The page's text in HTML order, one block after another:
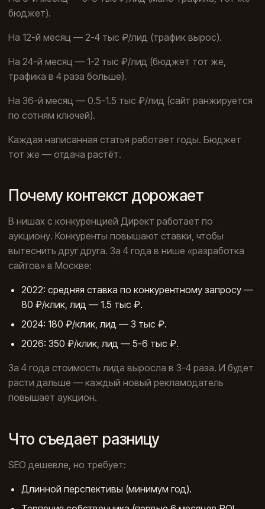
бюджет).
На 12-й месяц — 2-4 тыс ₽/лид (трафик вырос).
На 24-й месяц — 1-2 тыс ₽/лид (бюджет тот же,
трафика в 4 раза больше).
На 36-й месяц — 0.5-1.5 тыс ₽/лид (сайт ранжируется
по сотням ключей).
Каждая написанная статья работает годы. Бюджет
тот же — отдача растёт.
Почему контекст дорожает
В нишах с конкуренцией Директ работает по
аукциону. Конкуренты повышают ставки, чтобы
вытеснить друг друга. За 4 года в нише «разработка
сайтов» в Москве:
2022: средняя ставка по конкурентному запросу —
80 ₽/клик, лид — 1.5 тыс ₽.
2024: 180 ₽/клик, лид — 3 тыс ₽.
2026: 350 ₽/клик, лид — 5-6 тыс ₽.
За 4 года стоимость лида выросла в 3-4 раза. И будет
расти дальше — каждый новый рекламодатель
повышает аукцион.
Что съедает разницу
SEO дешевле, но требует:
Длинной перспективы (минимум год).